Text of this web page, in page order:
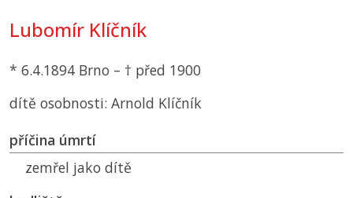
Lubomír Klíčník
* 6.4.1894 Brno – † před 1900
dítě osobnosti: Arnold Klíčník
příčina úmrtí
zemřel jako dítě